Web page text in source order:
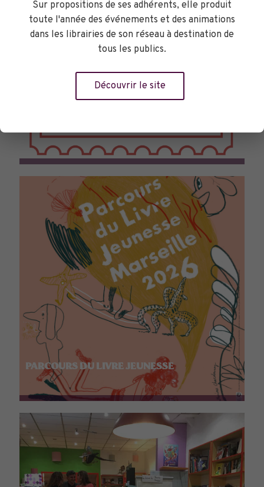
TOURNÉES GÉNÉRALES
PARCOURS DU LIVRE JEUNESSE
Sur propositions de ses adhérents, elle produit
toute l'année des événements et des animations
dans les librairies de son réseau à destination de
tous les publics.
Découvrir le site